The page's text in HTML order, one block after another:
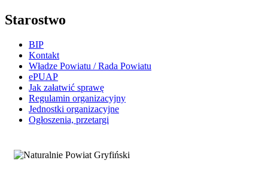
Starostwo
BIP
Kontakt
Władze Powiatu / Rada Powiatu
ePUAP
Jak załatwić sprawę
Regulamin organizacyjny
Jednostki organizacyjne
Ogłoszenia, przetargi